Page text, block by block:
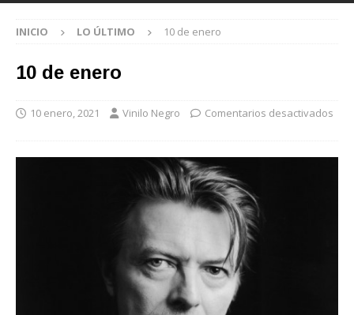
INICIO LO ÚLTIMO 10 de enero
10 de enero
10 enero, 2021 Vinilo Negro Comentarios desactivados